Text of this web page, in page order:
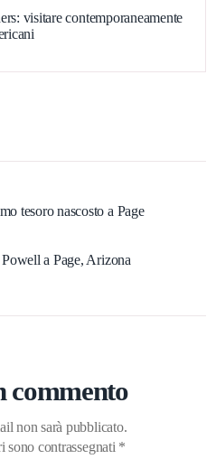
visitare contemporaneamente
tesoro nascosto a Page
a Page, Arizona
commento
non sarà pubblicato.
contrassegnati *